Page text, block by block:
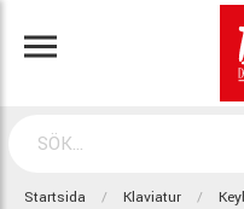
Startsida Klaviatur